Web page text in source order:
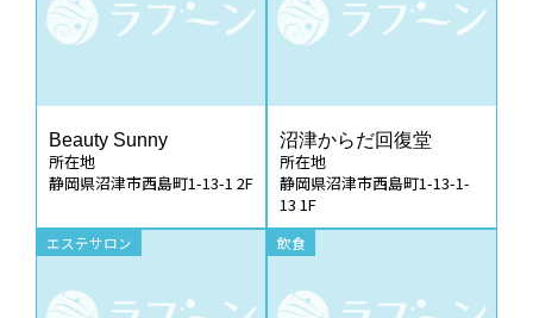
Beauty Sunny
所在地
静岡県沼津市西島町1-13-1 2F
沼津からだ回復堂
所在地
静岡県沼津市西島町1-13-1-
13 1F
エステサロン 飲食